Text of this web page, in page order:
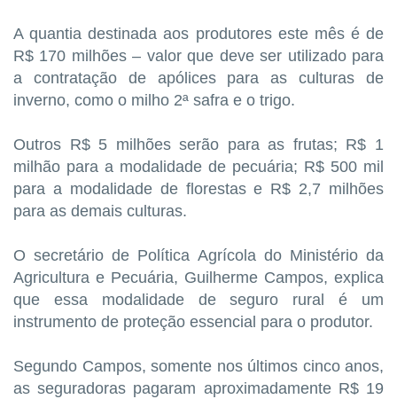
A quantia destinada aos produtores este mês é de
R$ 170 milhões – valor que deve ser utilizado para
a contratação de apólices para as culturas de
inverno, como o milho 2ª safra e o trigo.
Outros R$ 5 milhões serão para as frutas; R$ 1
milhão para a modalidade de pecuária; R$ 500 mil
para a modalidade de florestas e R$ 2,7 milhões
para as demais culturas.
O secretário de Política Agrícola do Ministério da
Agricultura e Pecuária, Guilherme Campos, explica
que essa modalidade de seguro rural é um
instrumento de proteção essencial para o produtor.
Segundo Campos, somente nos últimos cinco anos,
as seguradoras pagaram aproximadamente R$ 19